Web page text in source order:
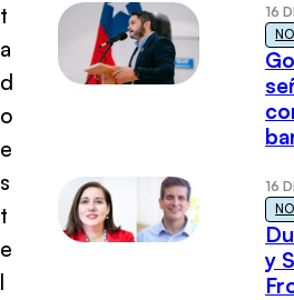
t
a
d
o
e
s
t
e
l
16
16
y